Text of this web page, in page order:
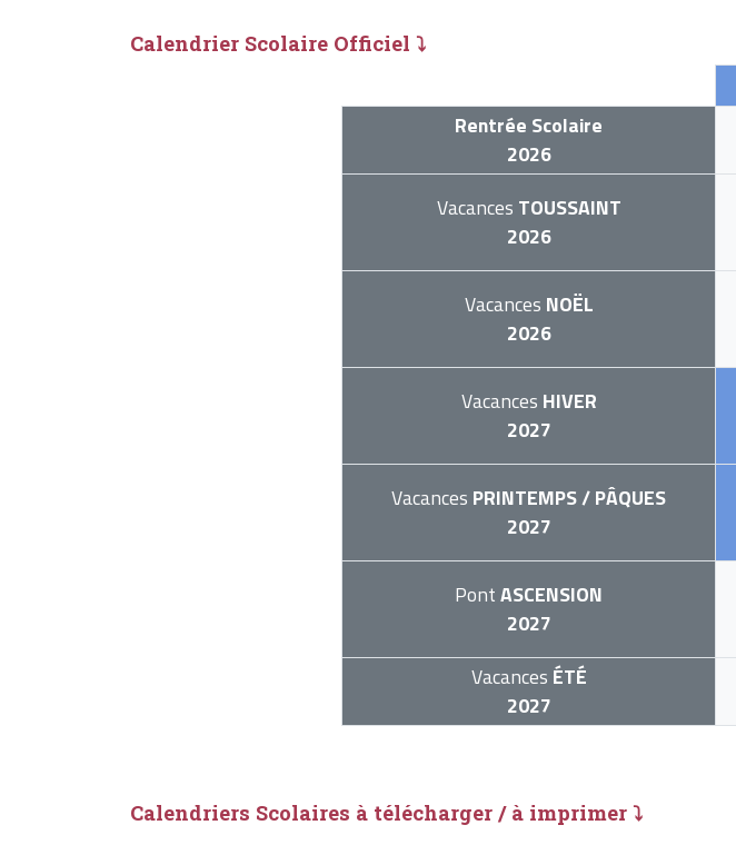
Calendrier Scolaire Officiel ⤵
Rentrée Scolaire
2026
Vacances TOUSSAINT
2026
Vacances NOËL
2026
Vacances HIVER
2027
Vacances PRINTEMPS / PÂQUES
2027
PontASCENSION
2027
Vacances ÉTÉ
2027
Calendriers Scolaires à télécharger / à imprimer ⤵